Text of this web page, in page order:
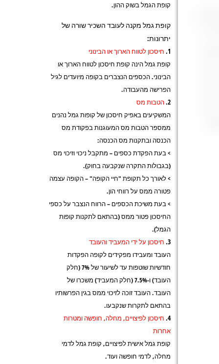
קופת הגמל בשוק ההון.
קופת גמל מקנה לעובד השכיר שורה של
יתרונות:
חיסכון לטווח הארוך או הבינוני
קופת גמל הינה קופת חיסכון לטווח הארוך או
הבינוני. הכספים הנצברים בקופה מיועדים לגיל
הפרישה מהעבודה.
הטבות מס
המשקיעים באפיק חיסכון של קופות גמל נהנים
ממספר הטבות מס המעוגנות בפקודת מס
הכנסה ובתקנות מס הכנסה:
> בעת הפקדת כספים – מתקבל ניכוי וזיכוי מס
(בגבולות התקרה שנקבעה בחוק).
> לאורך כל תקופת "חיי הקופה" – הקופה עצמה
פטורה ממס על רווחי הון.
> בעת משיכת הכספים – הרווח הנצבר על כספי
החיסכון פטור ממס (בהתאם לתקנות קופות
הגמל).
חיסכון על ידי המעביד והעובד
העובד ומעבידו מפקידים לקופה הפקדות
חודשיות שוטפות עד לשיעור של 7% (חלק
העובד) ו-7.5% (חלק המעביד) משכרו של
העובד. העובד זוכה לזיכוי ממס בגין הפרשותיו
בהתאם לתקרות שנקבעו.
חיסכון לפיצויים, מחלה, חופשה ומטרות
אחרות
קופת גמל אישית לפיצויים, קופת גמל לדמי
מחלה, לדמי חופשה ועוד.